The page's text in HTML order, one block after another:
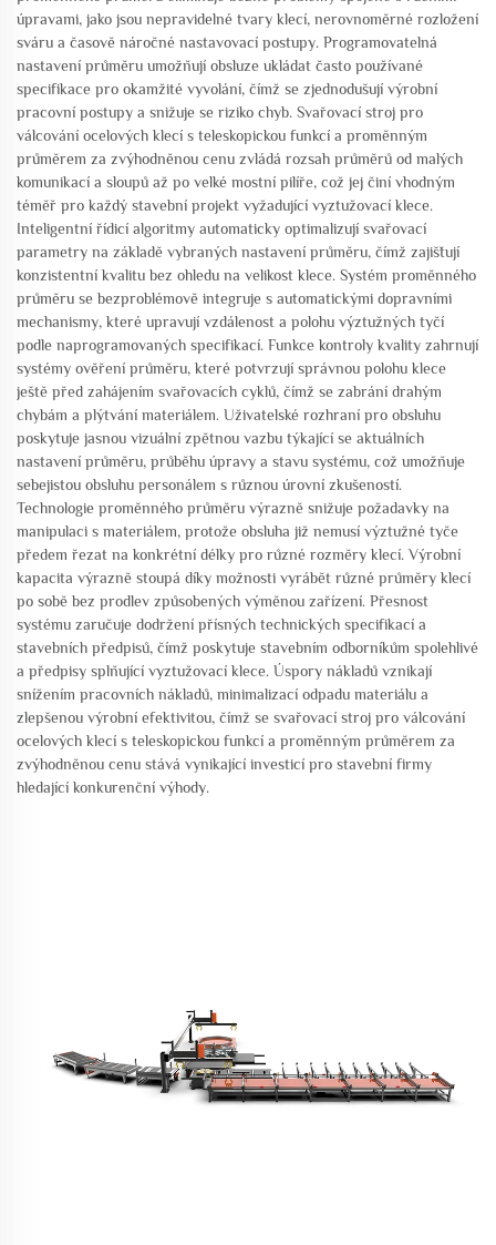
úpravami, jako jsou nepravidelné tvary klecí, nerovnoměrné rozložení
sváru a časově náročné nastavovací postupy. Programovatelná
nastavení průměru umožňují obsluze ukládat často používané
specifikace pro okamžité vyvolání, čímž se zjednodušují výrobní
pracovní postupy a snižuje se riziko chyb. Svařovací stroj pro
válcování ocelových klecí s teleskopickou funkcí a proměnným
průměrem za zvýhodněnou cenu zvládá rozsah průměrů od malých
komunikací a sloupů až po velké mostní pilíře, což jej činí vhodným
téměř pro každý stavební projekt vyžadující vyztužovací klece.
Inteligentní řídicí algoritmy automaticky optimalizují svařovací
parametry na základě vybraných nastavení průměru, čímž zajišťují
konzistentní kvalitu bez ohledu na velikost klece. Systém proměnného
průměru se bezproblémově integruje s automatickými dopravními
mechanismy, které upravují vzdálenost a polohu výztužných tyčí
podle naprogramovaných specifikací. Funkce kontroly kvality zahrnují
systémy ověření průměru, které potvrzují správnou polohu klece
ještě před zahájením svařovacích cyklů, čímž se zabrání drahým
chybám a plýtvání materiálem. Uživatelské rozhraní pro obsluhu
poskytuje jasnou vizuální zpětnou vazbu týkající se aktuálních
nastavení průměru, průběhu úpravy a stavu systému, což umožňuje
sebejistou obsluhu personálem s různou úrovní zkušeností.
Technologie proměnného průměru výrazně snižuje požadavky na
manipulaci s materiálem, protože obsluha již nemusí výztužné tyče
předem řezat na konkrétní délky pro různé rozměry klecí. Výrobní
kapacita výrazně stoupá díky možnosti vyrábět různé průměry klecí
po sobě bez prodlev způsobených výměnou zařízení. Přesnost
systému zaručuje dodržení přísných technických specifikací a
stavebních předpisů, čímž poskytuje stavebním odborníkům spolehlivé
a předpisy splňující vyztužovací klece. Úspory nákladů vznikají
snížením pracovních nákladů, minimalizací odpadu materiálu a
zlepšenou výrobní efektivitou, čímž se svařovací stroj pro válcování
ocelových klecí s teleskopickou funkcí a proměnným průměrem za
zvýhodněnou cenu stává vynikající investicí pro stavební firmy
hledající konkurenční výhody.